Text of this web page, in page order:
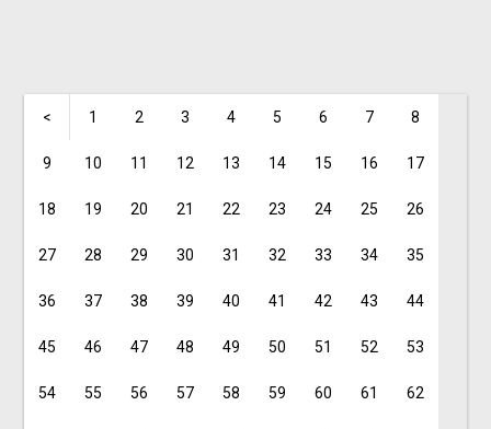
< 1 2 3 4 5 6 7 8
9 10 11 12 13 14 15 16 17
18 19 20 21 22 23 24 25 26
27 28 29 30 31 32 33 34 35
36 37 38 39 40 41 42 43 44
45 46 47 48 49 50 51 52 53
54 55 56 57 58 59 60 61 62